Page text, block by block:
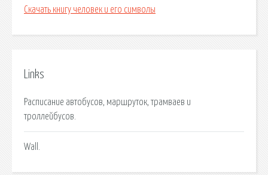
Скачать книгу человек и его символы
Links
Расписание автобусов, маршруток, трамваев и
троллейбусов.
Wall.